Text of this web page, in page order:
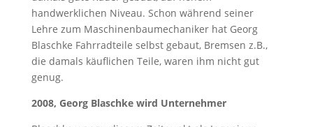
handwerklichen Niveau. Schon während seiner
Lehre zum Maschinenbaumechaniker hat Georg
Blaschke Fahrradteile selbst gebaut, Bremsen z.B.,
die damals käuflichen Teile, waren ihm nicht gut
genug.
2008, Georg Blaschke wird Unternehmer